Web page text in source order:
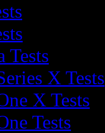
Tests
X Tests
X Tests
Tests